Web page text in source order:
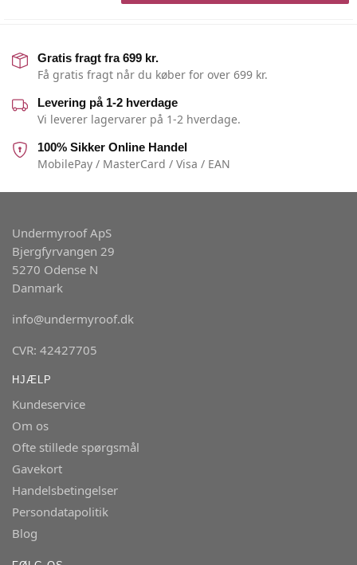
Gratis fragt fra 699 kr.
Få gratis fragt når du køber for over 699 kr.
Levering på 1-2 hverdage
Vi leverer lagervarer på 1-2 hverdage.
100% Sikker Online Handel
MobilePay / MasterCard / Visa / EAN
Undermyroof ApS
Bjergfyrvangen 29
5270 Odense N
Danmark
info@undermyroof.dk
CVR: 42427705
HJÆLP
Kundeservice
Om os
Ofte stillede spørgsmål
Gavekort
Handelsbetingelser
Persondatapolitik
Blog